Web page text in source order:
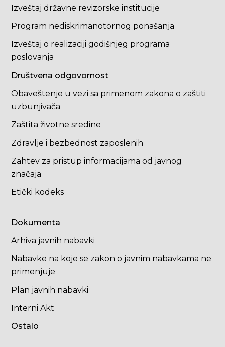
Izveštaj državne revizorske institucije
Program nediskrimanotornog ponašanja
Izveštaj o realizaciji godišnjeg programa
poslovanja
Društvena odgovornost
Obaveštenje u vezi sa primenom zakona o zaštiti
uzbunjivača
Zaštita životne sredine
Zdravlje i bezbednost zaposlenih
Zahtev za pristup informacijama od javnog
značaja
Etički kodeks
Dokumenta
Arhiva javnih nabavki
Nabavke na koje se zakon o javnim nabavkama ne
primenjuje
Plan javnih nabavki
Interni Akt
Ostalo